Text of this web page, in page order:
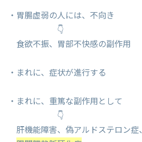
・胃腸虚弱の人には、不向き
👇
食欲不振、胃部不快感の副作用
・まれに、症状が進行する
・まれに、重篤な副作用として
👇
肝機能障害、偽アルドステロン症、